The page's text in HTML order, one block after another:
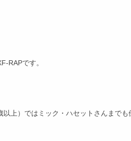
RAPです。
上）ではミック・ハセットさんまでも